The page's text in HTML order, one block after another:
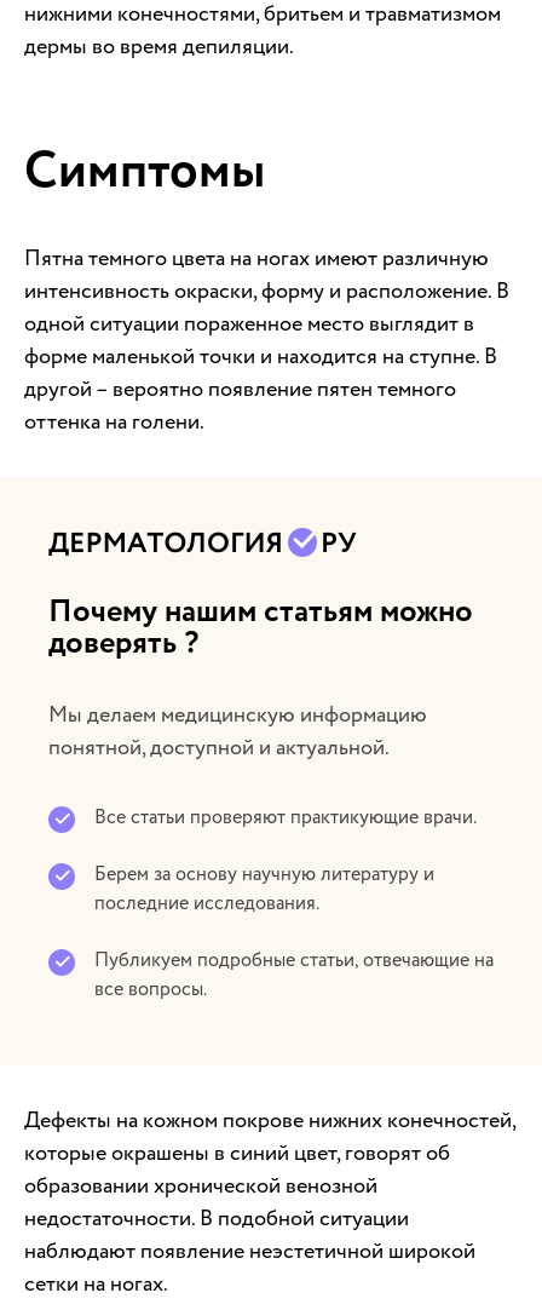
нижними конечностями, бритьем и травматизмом
дермы во время депиляции.
Симптомы
Пятна темного цвета на ногах имеют различную
интенсивность окраски, форму и расположение. В
одной ситуации пораженное место выглядит в
форме маленькой точки и находится на ступне. В
другой – вероятно появление пятен темного
оттенка на голени.
Почему нашим статьям можно
доверять ?
Мы делаем медицинскую информацию
понятной, доступной и актуальной.
Все статьи проверяют практикующие врачи.
Берем за основу научную литературу и
последние исследования.
Публикуем подробные статьи, отвечающие на
все вопросы.
Дефекты на кожном покрове нижних конечностей,
которые окрашены в синий цвет, говорят об
образовании хронической венозной
недостаточности. В подобной ситуации
наблюдают появление неэстетичной широкой
сетки на ногах.